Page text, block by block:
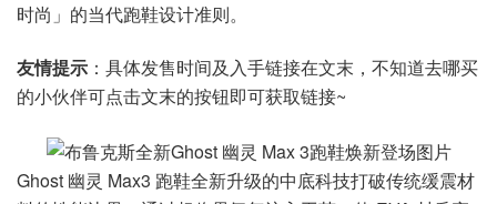
时尚」的当代跑鞋设计准则。
友情提示 ：具体发售时间及入手链接在文末，不知道去哪买
的小伙伴可点击文末的按钮即可获取链接~
Ghost 幽灵 Max3 跑鞋全新升级的中底科技打破传统缓震材